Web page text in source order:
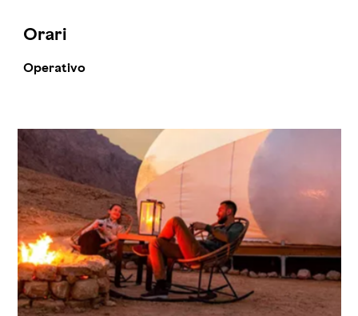
Orari
Operativo